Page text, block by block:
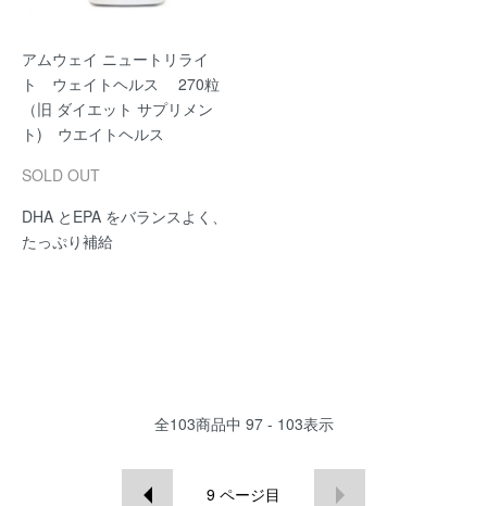
アムウェイ ニュートリライ
ト ウェイトヘルス 270粒
（旧 ダイエット サプリメン
ト) ウエイトヘルス
SOLD OUT
DHA とEPA をバランスよく、
たっぷり補給
全103商品中 97 - 103表示
9 ページ目